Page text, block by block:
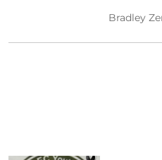
Bradley